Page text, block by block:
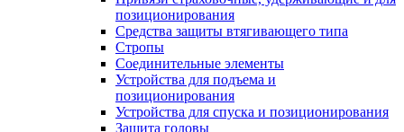
позиционирования
Средства защиты втягивающего типа
Стропы
Соединительные элементы
Устройства для подъема и
позиционирования
Устройства для спуска и позиционирования
Защита головы